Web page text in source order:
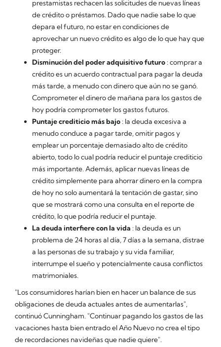
prestamistas rechacen las solicitudes de nuevas líneas
de crédito o préstamos. Dado que nadie sabe lo que
depara el futuro, no estar en condiciones de
aprovechar un nuevo crédito es algo de lo que hay que
proteger.
Disminución del poder adquisitivo futuro : comprar a
crédito es un acuerdo contractual para pagar la deuda
más tarde, a menudo con dinero que aún no se ganó.
Comprometer el dinero de mañana para los gastos de
hoy podría comprometer los gastos futuros.
Puntaje crediticio más bajo : la deuda excesiva a
menudo conduce a pagar tarde, omitir pagos y
emplear un porcentaje demasiado alto de crédito
abierto, todo lo cual podría reducir el puntaje crediticio
más importante. Además, aplicar nuevas líneas de
crédito simplemente para ahorrar dinero en la compra
de hoy no solo aumentará la tentación de gastar, sino
que se mostrará como una consulta en el reporte de
crédito, lo que podría reducir el puntaje.
La deuda interfiere con la vida : la deuda es un
problema de 24 horas al día, 7 días a la semana, distrae
a las personas de su trabajo y su vida familiar,
interrumpe el sueño y potencialmente causa conflictos
matrimoniales.
"Los consumidores harían bien en hacer un balance de sus
obligaciones de deuda actuales antes de aumentarlas",
continuó Cunningham. "Continuar pagando los gastos de las
vacaciones hasta bien entrado el Año Nuevo no crea el tipo
de recordaciones navideñas que nadie quiere".